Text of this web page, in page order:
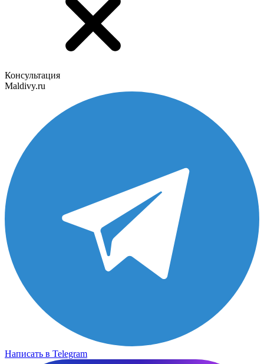
Консультация
Maldivy.ru
Написать в Telegram